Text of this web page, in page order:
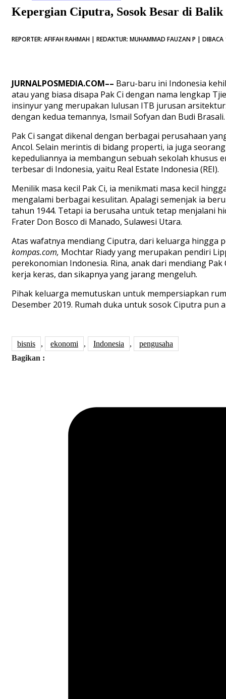
Kepergian Ciputra, Sosok Besar di
REPORTER: AFIFAH RAHMAH | REDAKTUR: MUHAMMAD FAUZAN P |
JURNALPOSMEDIA.COM–– Baru-baru ini Indonesia
atau yang biasa disapa Pak Ci dengan nama lengkap
insinyur yang merupakan lulusan ITB jurusan
dengan kedua temannya, Ismail Sofyan dan Budi
Pak Ci sangat dikenal dengan berbagai perusahaan
Ancol. Selain merintis di bidang properti, ia juga
kepeduliannya ia membangun sebuah sekolah khusus
terbesar di Indonesia, yaitu Real Estate Indonesia (REI).
Menilik masa kecil Pak Ci, ia menikmati masa kecil
mengalami berbagai kesulitan. Apalagi semenjak ia
tahun 1944. Tetapi ia berusaha untuk tetap menjalani
Frater Don Bosco di Manado, Sulawesi Utara.
Atas wafatnya mendiang Ciputra, dari keluarga hingga
kompas.com, Mochtar Riady yang merupakan pendiri
perekonomian Indonesia. Rina, anak dari mendiang
kerja keras, dan sikapnya yang jarang mengeluh.
Pihak keluarga memutuskan untuk mempersiapkan
Desember 2019. Rumah duka untuk sosok Ciputra pun
bisnis , ekonomi , Indonesia ,
pengusaha
Bagikan :